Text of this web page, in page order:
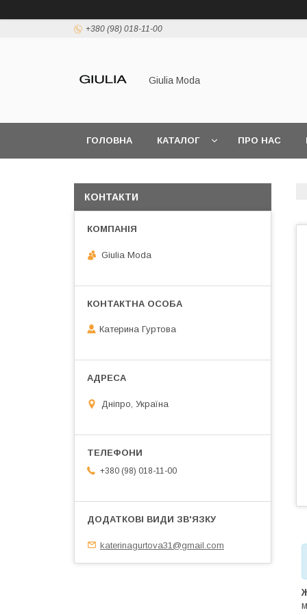
+380 (98) 018-11-00
Giulia Moda
ГОЛОВНА КАТАЛОГ ПРО НАС
КОНТАКТИ
Giulia Moda
Катерина Гуртова
Дніпро, Україна
+380 (98) 018-11-00
katerinagurtova31@gmail.com